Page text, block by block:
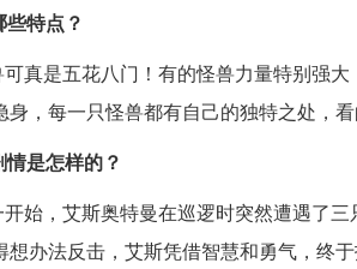
特点？
真是五花八门！有的怪兽力量特别强
，每一只怪兽都有自己的独特之处，
是怎样的？
始，艾斯奥特曼在巡逻时突然遭遇了
办法反击，艾斯凭借智慧和勇气，终